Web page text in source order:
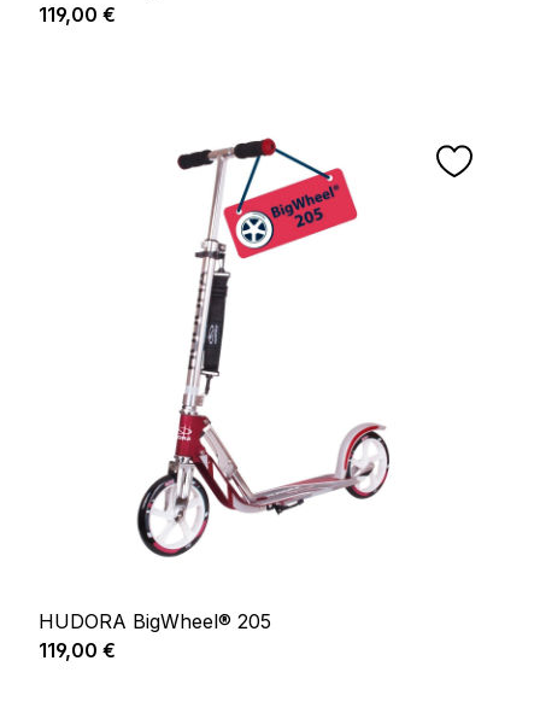
Prix régulier :
119,00 €
HUDORA BigWheel® 205
Prix régulier :
119,00 €